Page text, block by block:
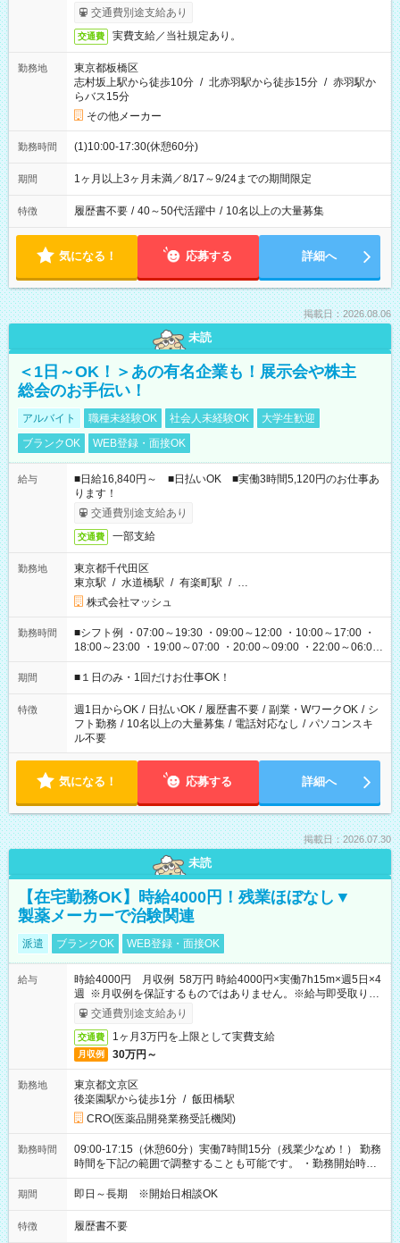
交通費別途支給あり
交通費 実費支給／当社規定あり。
勤務地
東京都板橋区
志村坂上駅から徒歩10分 / 北赤羽駅から徒歩15分 / 赤羽駅か
らバス15分
その他メーカー
勤務時間 (1)10:00-17:30(休憩60分)
期間 1ヶ月以上3ヶ月未満／8/17～9/24までの期間限定
特徴 履歴書不要 / 40～50代活躍中 / 10名以上の大量募集
気になる！ 応募する 詳細へ
掲載日：2026.08.06
未読
＜1日～OK！＞あの有名企業も！展示会や株主
総会のお手伝い！
アルバイト 職種未経験OK 社会人未経験OK
大学生歓迎
ブランクOK
WEB登録・面接OK
給与
■日給16,840円～ ■日払いOK ■実働3時間5,120円のお仕事あ
ります！
交通費別途支給あり
交通費 一部支給
勤務地
東京都千代田区
東京駅 / 水道橋駅 / 有楽町駅 / …
株式会社マッシュ
勤務時間
■シフト例 ・07:00～19:30 ・09:00～12:00 ・10:00～17:00 ・
18:00～23:00 ・19:00～07:00 ・20:00～09:00 ・22:00～06:00
etc ★最短で3時間で5,120円のお仕事から 15時間で2万円近く稼
げるお仕事も！ ご希望のお時間に合わせてご紹介！ ※シフトは
ください！
期間 ■１日のみ・1回だけお仕事OK！
特徴 週1日からOK / 日払いOK / 履歴書不要 / 副業・WワークOK / シ
フト勤務 / 10名以上の大量募集 / 電話対応なし / パソコンスキ
ル不要
気になる！ 応募する 詳細へ
掲載日：2026.07.30
未読
【在宅勤務OK】時給4000円！残業ほぼなし▼
製薬メーカーで治験関連
派遣 ブランクOK WEB登録・面接OK
給与
時給4000円 月収例 58万円 時給4000円×実働7h15m×週5日×4
週 ※月収例を保証するものではありません。※給与即受取りサ
ービス利用可（利用条件有）
交通費別途支給あり
交通費 1ヶ月3万円を上限として実費支給
月収例 30万円～
勤務地
東京都文京区
後楽園駅から徒歩1分 / 飯田橋駅
CRO(医薬品開発業務受託機関)
勤務時間
09:00-17:15（休憩60分）実働7時間15分（残業少なめ！） 勤務
時間を下記の範囲で調整することも可能です。 ・勤務開始時
間 09:00～10:00 ・勤務終了時間 16:00～17:15 ・実働
05:00～07:15
期間 即日～長期 ※開始日相談OK
特徴 履歴書不要